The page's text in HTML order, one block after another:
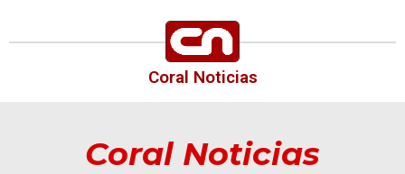
Coral Noticias
Coral Noticias